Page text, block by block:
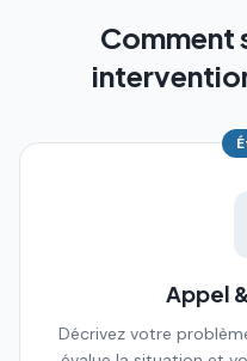
Comment
Appel
Décrivez votre